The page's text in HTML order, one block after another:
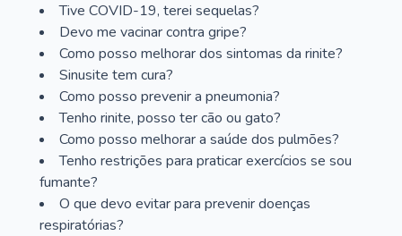
Tive COVID-19, terei sequelas?
Devo me vacinar contra gripe?
Como posso melhorar dos sintomas da rinite?
Sinusite tem cura?
Como posso prevenir a pneumonia?
Tenho rinite, posso ter cão ou gato?
Como posso melhorar a saúde dos pulmões?
Tenho restrições para praticar exercícios se sou
fumante?
O que devo evitar para prevenir doenças
respiratórias?